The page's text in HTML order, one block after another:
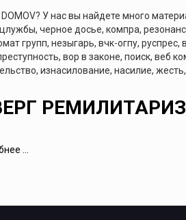
У нас вы найдете много
черное досье, компра,
групп, незыгарь, вчк-огпу,
вор в законе, поиск,
изнасилование, насилие,
...